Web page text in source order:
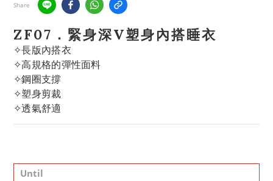
Share
ZF07．緊身深V塑身內搭睡衣
✧長版內搭衣
✧高規格的彈性面料
✧鋼圈支撐
✧塑身剪裁
✧透氣舒適
Until